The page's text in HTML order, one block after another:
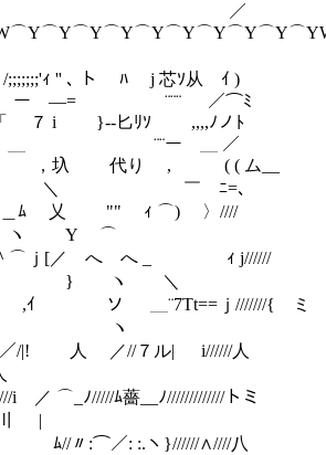
／
'' ､ ト ﾊ j 芯ｿ从 ｲ )
―= ¨¨¨ ／⌒ﾐ
i }--匕ﾘｿ ,,,,ﾉノﾄ
¨¨ー ＿ ／
圦 代り , ( ( ム__
＼ ￣ ﾆ=､
乂 ゝ"" ｨ ⌒) ゝ〉////
Y ⌒
⌒ｊ[／ へ へ _ ｨ j//////
ヽ ＼
ソ ＿¨7Tt==ｊ///////{ ミ
j ヽ
人 ／//７ル| i//////人
／ ⌒_ﾉ/////ﾑ薔__ﾉ/////////////トミ
|
//〃:⌒／: :.ヽ}//////∧////八